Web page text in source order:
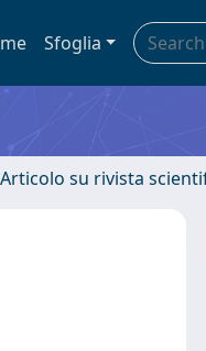
Sfoglia
su rivista